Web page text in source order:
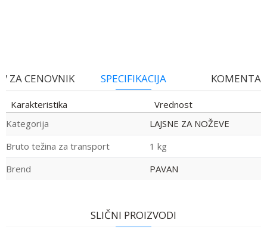
ZA CENOVNIK SPECIFIKACIJA
Karakteristika
Vrednost
Kategorija
LAJSNE ZA NOŽEVE
Bruto težina za transport
1 kg
Brend
PAVAN
SLIČNI PROIZVODI